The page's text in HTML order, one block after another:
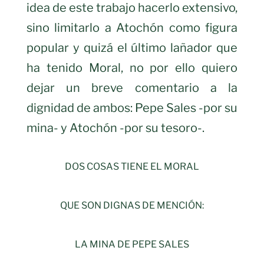
idea de este trabajo hacerlo extensivo,
sino limitarlo a Atochón como figura
popular y quizá el último lañador que
ha tenido Moral, no por ello quiero
dejar un breve comentario a la
dignidad de ambos: Pepe Sales -por su
mina- y Atochón -por su tesoro-.
DOS COSAS TIENE EL MORAL
QUE SON DIGNAS DE MENCIÓN:
LA MINA DE PEPE SALES